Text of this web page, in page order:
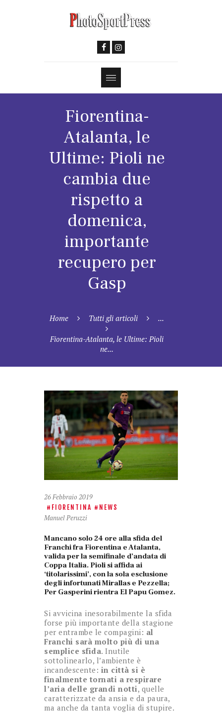
Fiorentina-
Atalanta, le
Ultime: Pioli ne
cambia due
rispetto a
domenica,
importante
recupero per
Gasp
Home Tutti gli articoli ...
Fiorentina-Atalanta, le Ultime: Pioli
ne...
26 Febbraio 2019
FIORENTINA NEWS
Manuel Peruzzi
Mancano solo 24 ore alla sfida del
Franchi fra Fiorentina e Atalanta,
valida per la semifinale d’andata di
Coppa Italia. Pioli si affida ai
‘titolarissimi’, con la sola esclusione
degli infortunati Mirallas e Pezzella;
Per Gasperini rientra El Papu Gomez.
Si avvicina inesorabilmente la sfida
forse più importante della stagione
per entrambe le compagini: al
Franchi sarà molto più di una
semplice sfida. Inutile
sottolinearlo, l’ambiente è
incandescente: in città si è
finalmente tornati a respirare
l’aria delle grandi notti, quelle
caratterizzate da ansia e da paura,
ma anche da tanta voglia di stupire.